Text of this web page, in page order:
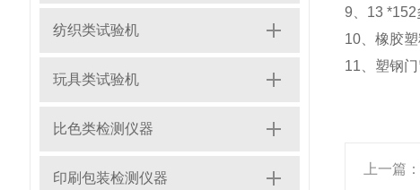
纺织类试验机
玩具类试验机
比色类检测仪器
印刷包装检测仪器
9、13 *152
10、橡胶塑
11、塑钢
上一篇：